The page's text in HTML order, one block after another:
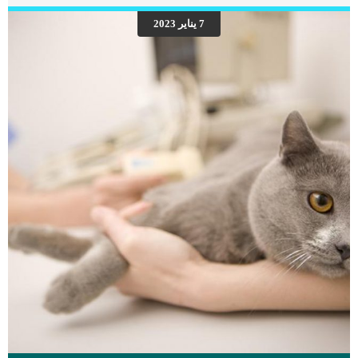
الشهيةإفرازات بنية اللون من الغدد الثديية أسباب الحمل الكاذب في الكلاب يحاول الخبراء
هرموني […]
7 يناير 2023